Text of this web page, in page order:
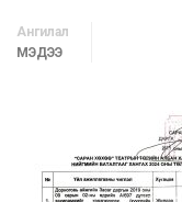
Ангилал
МЭДЭЭ